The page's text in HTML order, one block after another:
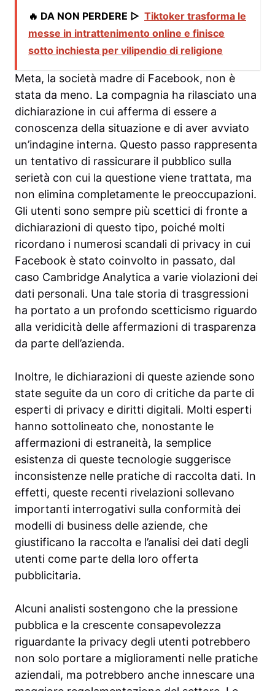
🔥 DA NON PERDERE ▷ Tiktoker trasforma le
messe in intrattenimento online e finisce
sotto inchiesta per vilipendio di religione
Meta, la società madre di Facebook, non è
stata da meno. La compagnia ha rilasciato una
dichiarazione in cui afferma di essere a
conoscenza della situazione e di aver avviato
un’indagine interna. Questo passo rappresenta
un tentativo di rassicurare il pubblico sulla
serietà con cui la questione viene trattata, ma
non elimina completamente le preoccupazioni.
Gli utenti sono sempre più scettici di fronte a
dichiarazioni di questo tipo, poiché molti
ricordano i numerosi scandali di privacy in cui
Facebook è stato coinvolto in passato, dal
caso Cambridge Analytica a varie violazioni dei
dati personali. Una tale storia di trasgressioni
ha portato a un profondo scetticismo riguardo
alla veridicità delle affermazioni di trasparenza
da parte dell’azienda.
Inoltre, le dichiarazioni di queste aziende sono
state seguite da un coro di critiche da parte di
esperti di privacy e diritti digitali. Molti esperti
hanno sottolineato che, nonostante le
affermazioni di estraneità, la semplice
esistenza di queste tecnologie suggerisce
inconsistenze nelle pratiche di raccolta dati. In
effetti, queste recenti rivelazioni sollevano
importanti interrogativi sulla conformità dei
modelli di business delle aziende, che
giustificano la raccolta e l’analisi dei dati degli
utenti come parte della loro offerta
pubblicitaria.
Alcuni analisti sostengono che la pressione
pubblica e la crescente consapevolezza
riguardante la privacy degli utenti potrebbero
non solo portare a miglioramenti nelle pratiche
aziendali, ma potrebbero anche innescare una